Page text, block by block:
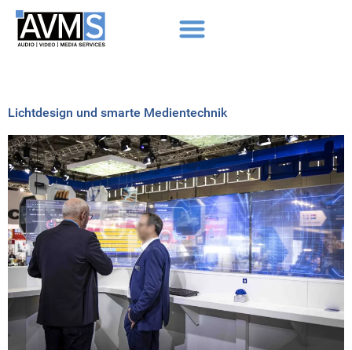
Lichtdesign und smarte Medientechnik